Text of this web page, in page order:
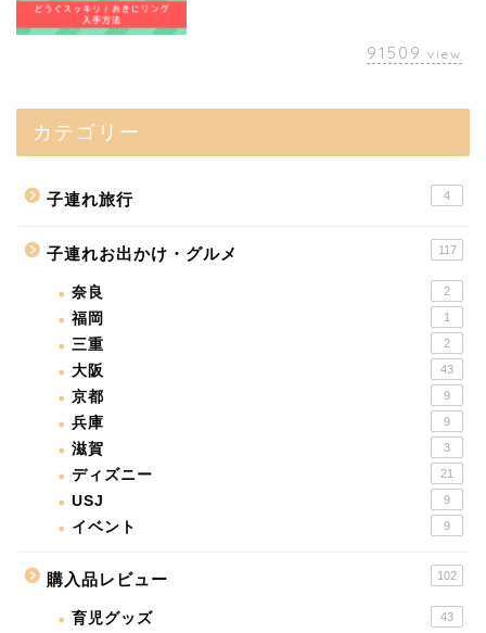
91509 view
カテゴリー
子連れ旅行 4
子連れお出かけ・グルメ 117
奈良 2
福岡 1
三重 2
大阪 43
京都 9
兵庫 9
滋賀 3
ディズニー 21
USJ 9
イベント 9
購入品レビュー 102
育児グッズ 43